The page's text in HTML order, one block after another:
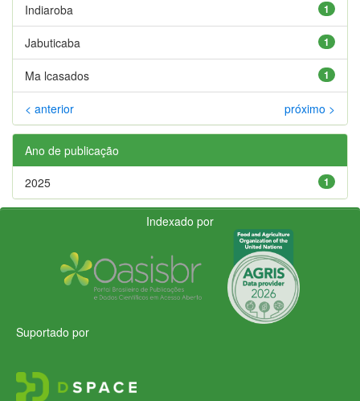
1
Indiaroba
1
Jabuticaba
1
Ma lcasados
< anterior próximo >
Ano de publicação
1
2025
Indexado por
Suportado por